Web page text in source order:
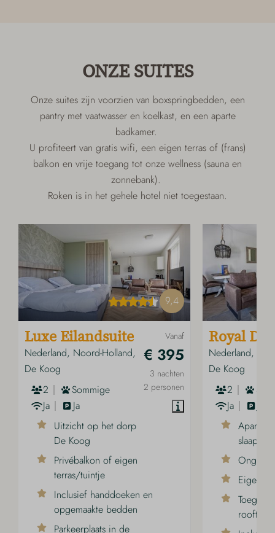
ONZE SUITES
Onze suites zijn voorzien van boxspringbedden, een
pantry met vaatwasser en koelkast, en een aparte
badkamer.
U profiteert van gratis wifi, een eigen terras of (frans)
balkon en vrije toegang tot onze wellness (sauna en
zonnebank).
Roken is in het gehele hotel niet toegestaan.
9,4
Vanaf
€ 395
3 nachten
2 personen
Luxe Eilandsuite
Nederland, Noord-Holland,
De Koog
2
Sommige
Ja
Ja
Uitzicht op het dorp
De Koog
Privébalkon of eigen
terras/tuintje
Inclusief handdoeken en
opgemaakte bedden
Parkeerplaats in de
Royal
Nederland,
De Koog
2
Ja
Aparte
Eigen
rooftop